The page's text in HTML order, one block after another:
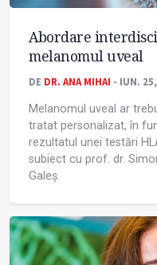
Abordare
melanomul uveal
DE DR. ANA MIHAI - IUN.
Melanomul uveal ar
tratat personalizat, în
rezultatul unei testări
subiect cu prof. dr.
Galeș.